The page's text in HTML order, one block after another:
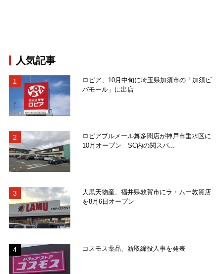
人気記事
ロピア、10月中旬に埼玉県加須市の「加須ビ
バモール」に出店
ロピアブルメール舞多聞店が神戸市垂水区に
10月オープン SC内の関スパ...
大黒天物産、福井県敦賀市にラ・ムー敦賀店
を8月6日オープン
コスモス薬品、新取締役人事を発表